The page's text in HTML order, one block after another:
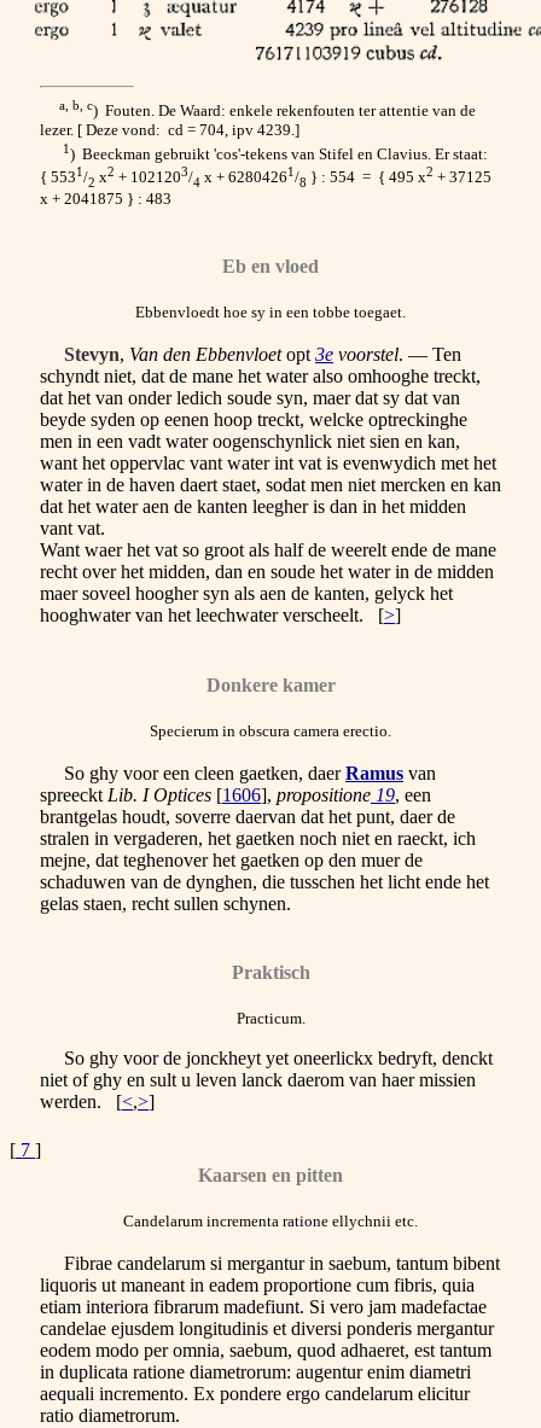
a, b, c) Fouten. De Waard: enkele rekenfouten ter attentie van de
lezer. [ Deze vond: cd = 704, ipv 4239.]
1) Beeckman gebruikt 'cos'-tekens van Stifel en Clavius. Er staat:
{ 5531/2 x2 + 1021203/4 x + 62804261/8 } : 554 = { 495 x2 + 37125
x + 2041875 } : 483
Eb en vloed
Ebbenvloedt hoe sy in een tobbe toegaet.
Stevyn, Van den Ebbenvloetopt 3e voorstel. — Ten
schyndt niet, dat de mane het water also omhooghe treckt,
dat het van onder ledich soude syn, maer dat sy dat van
beyde syden op eenen hoop treckt, welcke optreckinghe
men in een vadt water oogenschynlick niet sien en kan,
want het oppervlac vant water int vat is evenwydich met het
water in de haven daert staet, sodat men niet mercken en kan
dat het water aen de kanten leegher is dan in het midden
vant vat.
Want waer het vat so groot als half de weerelt ende de mane
recht over het midden, dan en soude het water in de midden
maer soveel hoogher syn als aen de kanten, gelyck het
hooghwater van het leechwater verscheelt. [>]
Donkere kamer
Specierum in obscura camera erectio.
So ghy voor een cleen gaetken, daerRamus van
spreeckt Lib. I Optices [1606], propositione 19, een
brantgelas houdt, soverre daervan dat het punt, daer de
stralen in vergaderen, het gaetken noch niet en raeckt, ich
mejne, dat teghenover het gaetken op den muer de
schaduwen van de dynghen, die tusschen het licht ende het
gelas staen, recht sullen schynen.
Praktisch
Practicum.
So ghy voor de jonckheyt yet oneerlickx bedryft, denckt
niet of ghy en sult u leven lanck daerom van haer missien
werden. [<,>]
[ 7 ]
Kaarsen en pitten
Candelarum incrementa ratione ellychnii etc.
Fibrae candelarum si mergantur in saebum, tantum bibent
liquoris ut maneant in eadem proportione cum fibris, quia
etiam interiora fibrarum madefiunt. Si vero jam madefactae
candelae ejusdem longitudinis et diversi ponderis mergantur
eodem modo per omnia, saebum, quod adhaeret, est tantum
in duplicata ratione diametrorum: augentur enim diametri
aequali incremento. Ex pondere ergo candelarum elicitur
ratio diametrorum.